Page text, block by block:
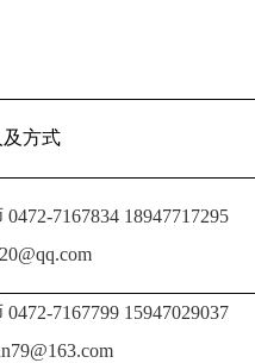
方式
0472-7167834 18947717295
0472-7167799 15947029037